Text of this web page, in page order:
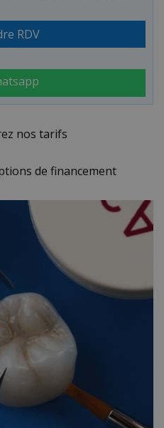
RDV
nos tarifs
de financement